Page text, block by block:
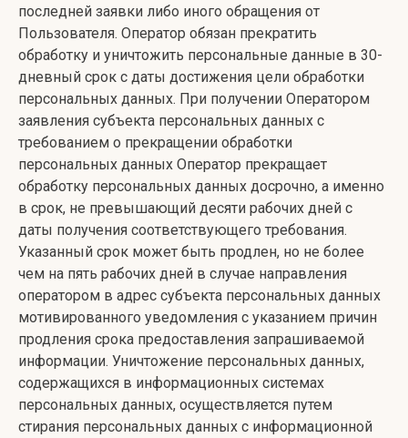
последней заявки либо иного обращения от
Пользователя. Оператор обязан прекратить
обработку и уничтожить персональные данные в 30-
дневный срок с даты достижения цели обработки
персональных данных. При получении Оператором
заявления субъекта персональных данных с
требованием о прекращении обработки
персональных данных Оператор прекращает
обработку персональных данных досрочно, а именно
в срок, не превышающий десяти рабочих дней с
даты получения соответствующего требования.
Указанный срок может быть продлен, но не более
чем на пять рабочих дней в случае направления
оператором в адрес субъекта персональных данных
мотивированного уведомления с указанием причин
продления срока предоставления запрашиваемой
информации. Уничтожение персональных данных,
содержащихся в информационных системах
персональных данных, осуществляется путем
стирания персональных данных с информационной